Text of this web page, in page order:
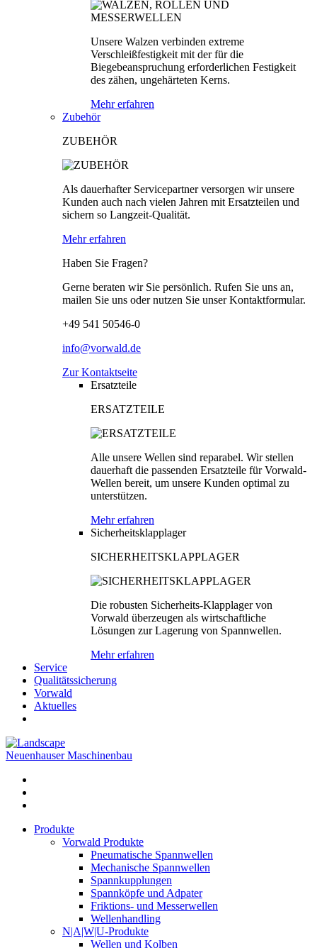
Unsere Walzen verbinden extreme
Verschleißfestigkeit mit der für die
Biegebeanspruchung erforderlichen Festigkeit
des zähen, ungehärteten Kerns.
Mehr erfahren
Zubehör
ZUBEHÖR
Als dauerhafter Servicepartner versorgen wir unsere
Kunden auch nach vielen Jahren mit Ersatzteilen und
sichern so Langzeit-Qualität.
Mehr erfahren
Haben Sie Fragen?
Gerne beraten wir Sie persönlich. Rufen Sie uns an,
mailen Sie uns oder nutzen Sie unser Kontaktformular.
+49 541 50546-0
info@vorwald.de
Zur Kontaktseite
Ersatzteile
ERSATZTEILE
Alle unsere Wellen sind reparabel. Wir stellen
dauerhaft die passenden Ersatzteile für Vorwald-
Wellen bereit, um unsere Kunden optimal zu
unterstützen.
Mehr erfahren
Sicherheitsklapplager
SICHERHEITSKLAPPLAGER
Die robusten Sicherheits-Klapplager von
Vorwald überzeugen als wirtschaftliche
Lösungen zur Lagerung von Spannwellen.
Mehr erfahren
Service
Qualitätssicherung
Vorwald
Aktuelles
Neuenhauser Maschinenbau
Produkte
Vorwald Produkte
Pneumatische Spannwellen
Mechanische Spannwellen
Spannkupplungen
Spannköpfe und Adpater
Friktions- und Messerwellen
Wellenhandling
N|A|W|U-Produkte
Wellen und Kolben